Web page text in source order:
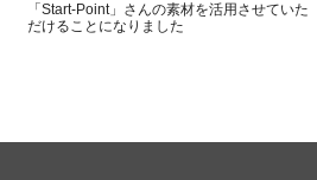
「Start-Point」さんの素材を活用させていた
だけることになりました